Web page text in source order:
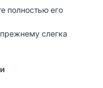
полностью его
слегка